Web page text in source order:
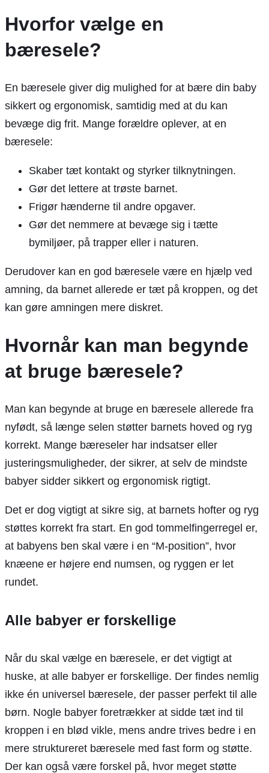
Hvorfor vælge en
bæresele?
En bæresele giver dig mulighed for at bære din baby
sikkert og ergonomisk, samtidig med at du kan
bevæge dig frit. Mange forældre oplever, at en
bæresele:
Skaber tæt kontakt og styrker tilknytningen.
Gør det lettere at trøste barnet.
Frigør hænderne til andre opgaver.
Gør det nemmere at bevæge sig i tætte
bymiljøer, på trapper eller i naturen.
Derudover kan en god bæresele være en hjælp ved
amning, da barnet allerede er tæt på kroppen, og det
kan gøre amningen mere diskret.
Hvornår kan man begynde
at bruge bæresele?
Man kan begynde at bruge en bæresele allerede fra
nyfødt, så længe selen støtter barnets hoved og ryg
korrekt. Mange bæreseler har indsatser eller
justeringsmuligheder, der sikrer, at selv de mindste
babyer sidder sikkert og ergonomisk rigtigt.
Det er dog vigtigt at sikre sig, at barnets hofter og ryg
støttes korrekt fra start. En god tommelfingerregel er,
at babyens ben skal være i en “M-position”, hvor
knæene er højere end numsen, og ryggen er let
rundet.
Alle babyer er forskellige
Når du skal vælge en bæresele, er det vigtigt at
huske, at alle babyer er forskellige. Der findes nemlig
ikke én universel bæresele, der passer perfekt til alle
børn. Nogle babyer foretrækker at sidde tæt ind til
kroppen i en blød vikle, mens andre trives bedre i en
mere struktureret bæresele med fast form og støtte.
Der kan også være forskel på, hvor meget støtte